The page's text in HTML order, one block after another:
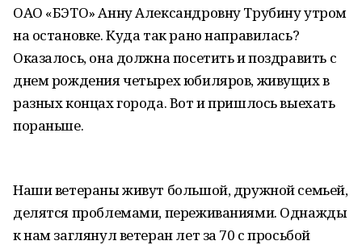
ОАО «БЭТО» Анну Александровну Трубину утром
на остановке. Куда так рано направилась?
Оказалось, она должна посетить и поздравить с
днем рождения четырех юбиляров, живущих в
разных концах города. Вот и пришлось выехать
пораньше.
Наши ветераны живут большой, дружной семьей,
делятся проблемами, переживаниями. Однажды
к нам заглянул ветеран лет за 70 с просьбой